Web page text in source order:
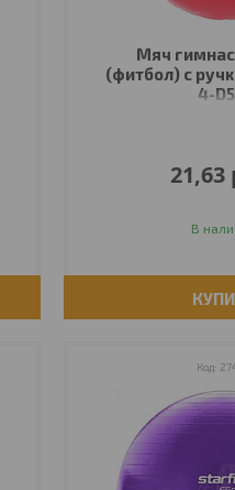
Мяч
(фитбол) с
4-
21,63
В